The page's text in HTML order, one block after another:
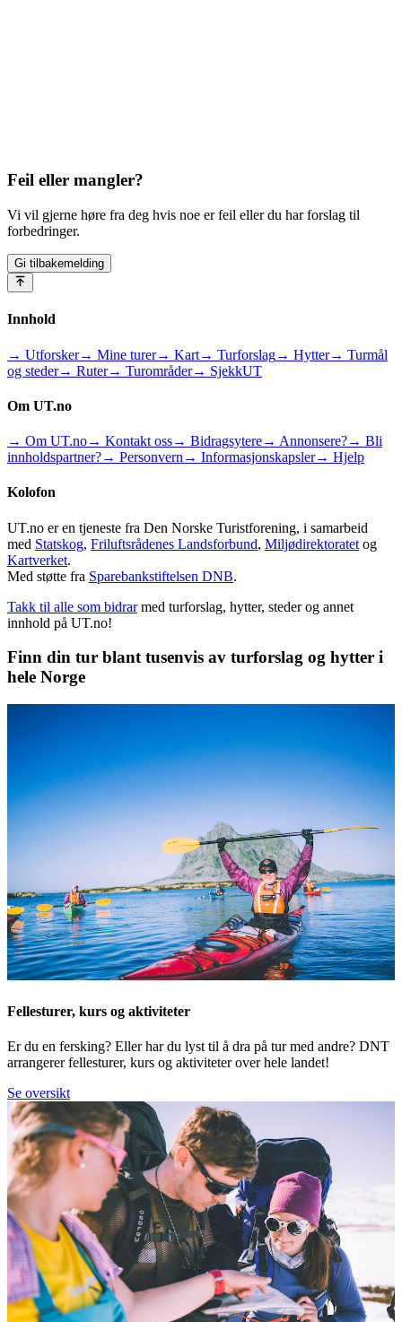
Feil eller mangler?
Vi vil gjerne høre fra deg hvis noe er feil eller du har forslag til
forbedringer.
Gi tilbakemelding
Innhold
→ Utforsker→ Mine turer→ Kart→ Turforslag→ Hytter→ Turmål
og steder→ Ruter→ Turområder→ SjekkUT
Om UT.no
→ Om UT.no→ Kontakt oss→ Bidragsytere→ Annonsere?→ Bli
innholdspartner?→ Personvern → Informasjonskapsler→ Hjelp
Kolofon
UT.no er en tjeneste fra Den Norske Turistforening, i samarbeid
med Statskog, Friluftsrådenes Landsforbund, Miljødirektoratet og
Kartverket.
Med støtte fra Sparebankstiftelsen DNB.
Takk til alle som bidrar med turforslag, hytter, steder og annet
innhold på UT.no!
Finn din tur blant tusenvis av turforslag og hytter i
hele Norge
Fellesturer, kurs og aktiviteter
Er du en fersking? Eller har du lyst til å dra på tur med andre? DNT
arrangerer fellesturer, kurs og aktiviteter over hele landet!
Se oversikt